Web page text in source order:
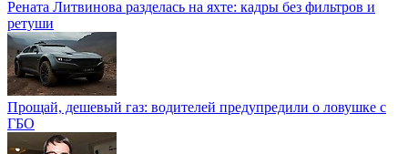
Рената Литвинова разделась на яхте: кадры без фильтров и
ретуши
Прощай, дешевый газ: водителей предупредили о ловушке с
ГБО